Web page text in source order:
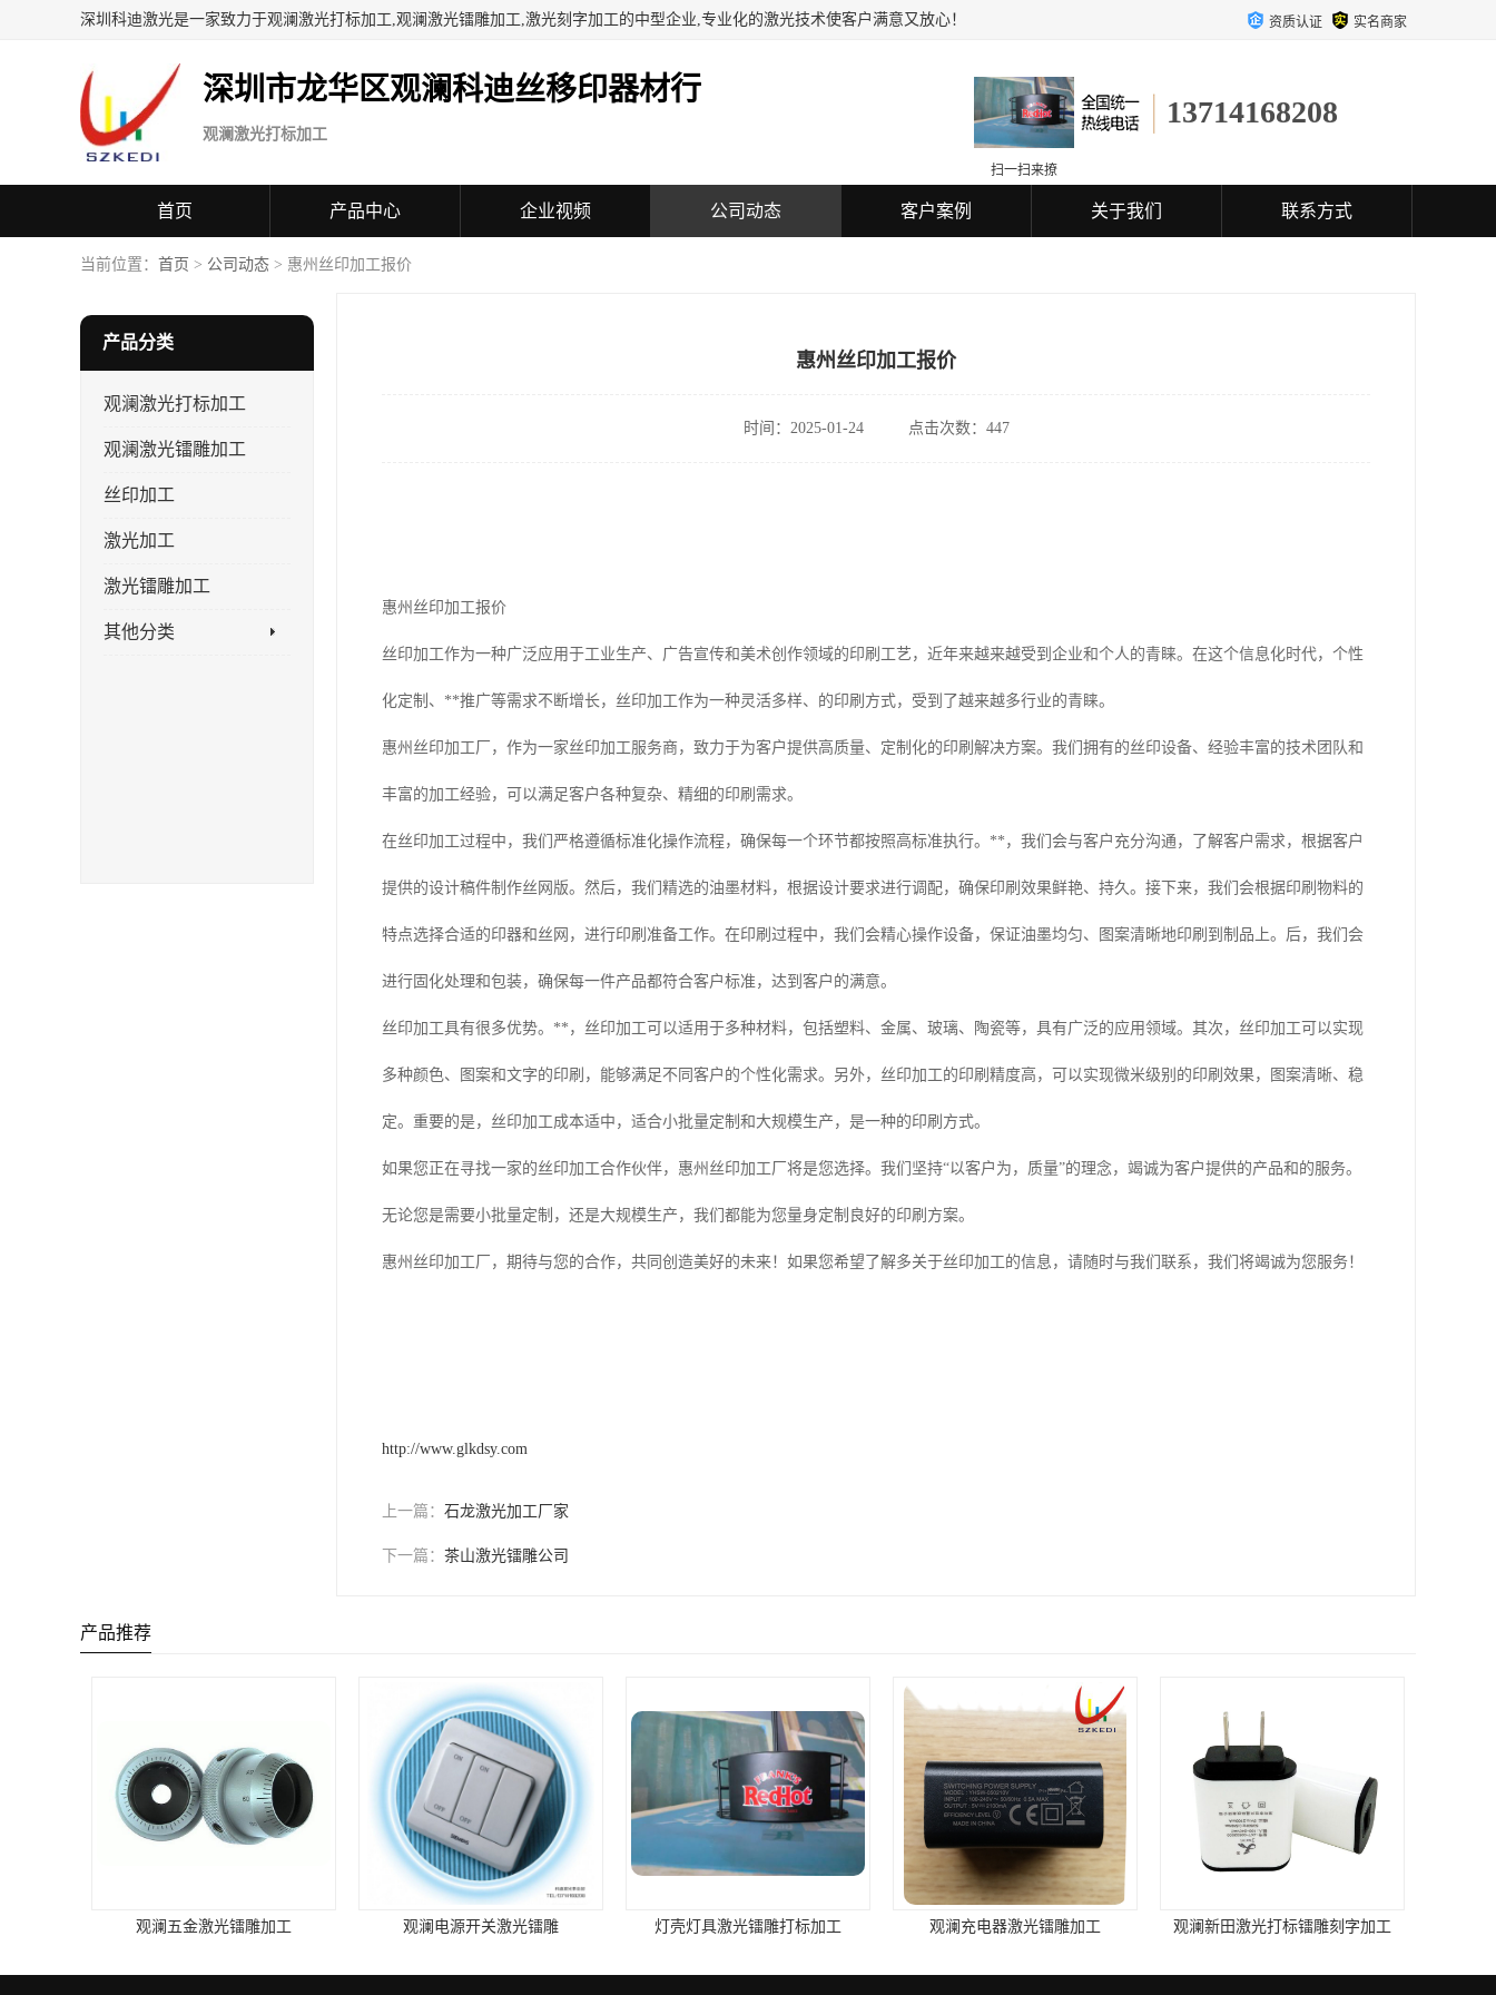
深圳科迪激光是一家致力于观澜激光打标加工,观澜激光镭雕加工,激光刻字加工的中型企业,专业化的激光技术使客户满意又放心！ 资质认证 实名商家
深圳市龙华区观澜科迪丝移印器材行
观澜激光打标加工
13714168208
扫一扫来撩
首页 产品中心 企业视频 公司动态 客户案例 关于我们 联系方式
当前位置： 首页 > 公司动态 > 惠州丝印加工报价
产品分类
观澜激光打标加工
观澜激光镭雕加工
丝印加工
激光加工
激光镭雕加工
其他分类
惠州丝印加工报价
时间：2025-01-24 点击次数：447
惠州丝印加工报价
丝印加工作为一种广泛应用于工业生产、广告宣传和美术创作领域的印刷工艺，近年来越来越受到企业和个人的青睐。在这个信息化时代，个性
化定制、**推广等需求不断增长，丝印加工作为一种灵活多样、的印刷方式，受到了越来越多行业的青睐。
惠州丝印加工厂，作为一家丝印加工服务商，致力于为客户提供高质量、定制化的印刷解决方案。我们拥有的丝印设备、经验丰富的技术团队和
丰富的加工经验，可以满足客户各种复杂、精细的印刷需求。
在丝印加工过程中，我们严格遵循标准化操作流程，确保每一个环节都按照高标准执行。**，我们会与客户充分沟通，了解客户需求，根据客户
提供的设计稿件制作丝网版。然后，我们精选的油墨材料，根据设计要求进行调配，确保印刷效果鲜艳、持久。接下来，我们会根据印刷物料的
特点选择合适的印器和丝网，进行印刷准备工作。在印刷过程中，我们会精心操作设备，保证油墨均匀、图案清晰地印刷到制品上。后，我们会
进行固化处理和包装，确保每一件产品都符合客户标准，达到客户的满意。
丝印加工具有很多优势。**，丝印加工可以适用于多种材料，包括塑料、金属、玻璃、陶瓷等，具有广泛的应用领域。其次，丝印加工可以实现
多种颜色、图案和文字的印刷，能够满足不同客户的个性化需求。另外，丝印加工的印刷精度高，可以实现微米级别的印刷效果，图案清晰、稳
定。重要的是，丝印加工成本适中，适合小批量定制和大规模生产，是一种的印刷方式。
如果您正在寻找一家的丝印加工合作伙伴，惠州丝印加工厂将是您选择。我们坚持“以客户为，质量”的理念，竭诚为客户提供的产品和的服务。
无论您是需要小批量定制，还是大规模生产，我们都能为您量身定制良好的印刷方案。
惠州丝印加工厂，期待与您的合作，共同创造美好的未来！如果您希望了解多关于丝印加工的信息，请随时与我们联系，我们将竭诚为您服务！
http://www.glkdsy.com
上一篇： 石龙激光加工厂家
下一篇： 茶山激光镭雕公司
产品推荐
观澜五金激光镭雕加工 观澜电源开关激光镭雕 灯壳灯具激光镭雕打标加工 观澜充电器激光镭雕加工 观澜新田激光打标镭雕刻字加工